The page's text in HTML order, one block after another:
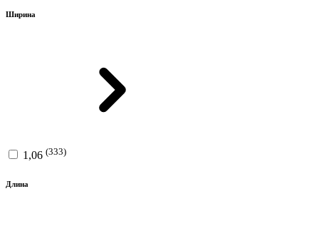
Ширина
1,06 (333)
Длина